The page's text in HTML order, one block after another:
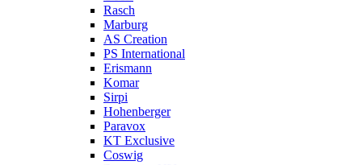
Rasch
Marburg
AS Creation
PS International
Erismann
Komar
Sirpi
Hohenberger
Paravox
KT Exclusive
Coswig